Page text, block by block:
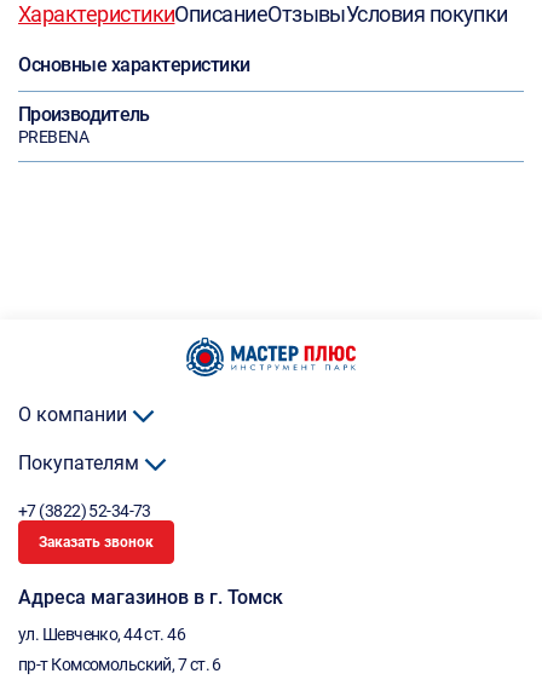
ХарактеристикиОписаниеОтзывыУсловия покупки
Основные характеристики
Производитель
PREBENA
О компании
Покупателям
+7 (3822) 52-34-73
Заказать звонок
Адреса магазинов в г. Томск
ул. Шевченко, 44 ст. 46
пр-т Комсомольский, 7 ст. 6